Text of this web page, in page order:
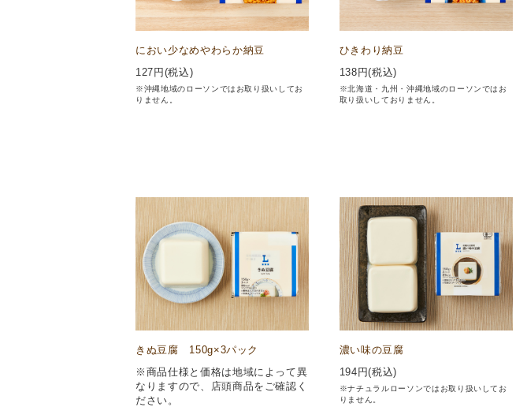
におい少なめやわらか納豆
127 円(税込)
※沖縄地域のローソンではお取り扱いしてお
りません。
ひきわり納豆
138 円(税込)
※北海道・九州・沖縄地域のローソンではお
取り扱いしておりません。
きぬ豆腐 150g×3パック
※商品仕様と価格は地域によって異
なりますので、店頭商品をご確認く
ださい。
濃い味の豆腐
194 円(税込)
※ナチュラルローソンではお取り扱いしてお
りません。